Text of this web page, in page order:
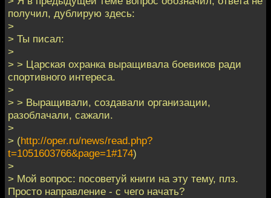
получил, дублирую здесь:
>
> Ты писал:
>
> > Царская охранка выращивала боевиков ради
спортивного интереса.
>
> > Выращивали, создавали организации,
разоблачали, сажали.
>
> (http://oper.ru/news/read.php?
t=1051603766&page=1#174)
>
> Мой вопрос: посоветуй книги на эту тему, плз.
Просто направление - с чего начать?